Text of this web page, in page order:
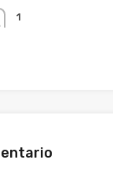
1